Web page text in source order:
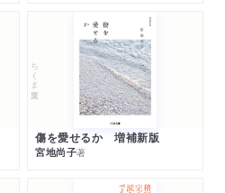
ちくま文庫
傷を愛せるか 増補新版
宮地尚子著